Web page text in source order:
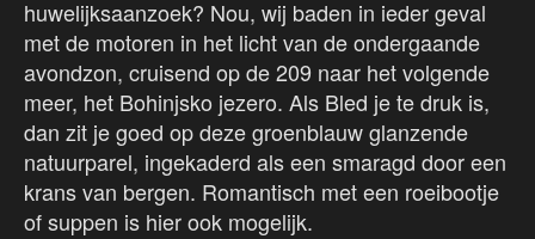
huwelijksaanzoek? Nou, wij baden in ieder geval
met de motoren in het licht van de ondergaande
avondzon, cruisend op de 209 naar het volgende
meer, het Bohinjsko jezero. Als Bled je te druk is,
dan zit je goed op deze groenblauw glanzende
natuurparel, ingekaderd als een smaragd door een
krans van bergen. Romantisch met een roeibootje
of suppen is hier ook mogelijk.